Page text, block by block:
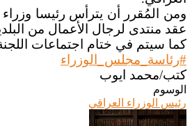
ومن المُقرر أن يترأس رئيسا وزراء
عقد منتدى لرجال الأعمال من
كما سيتم في ختام اجتماعات
#رئاسة_مجلس_الوزراء
كتب/محمد ايوب
الوسوم
رئيس الوزراء العراقي